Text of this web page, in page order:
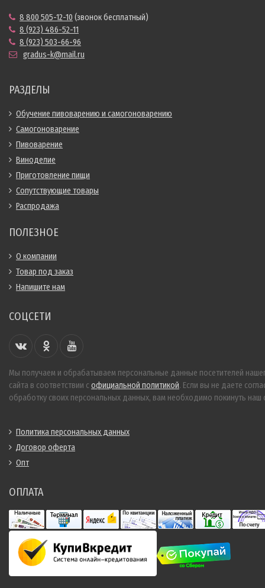
8 800 505-12-10 (звонок бесплатный)
8 (923) 486-52-11
8 (923) 503-66-96
gradus-k@mail.ru
РАЗДЕЛЫ
Обучение пивоварению и самогоноварению
Самогоноварение
Пивоварение
Виноделие
Приготовление пищи
Сопутствующие товары
Распродажа
ПОЛЕЗНОЕ
О компании
Товар под заказ
Напишите нам
СОЦСЕТИ
Мы получаем и обрабатываем персональные данные посетителей
сайта в соответствии с официальной политикой. Если вы не даете
обработку своих персональных данных, вам необходимо покинуть наш
Политика персональных данных
Договор оферта
Опт
ОПЛАТА